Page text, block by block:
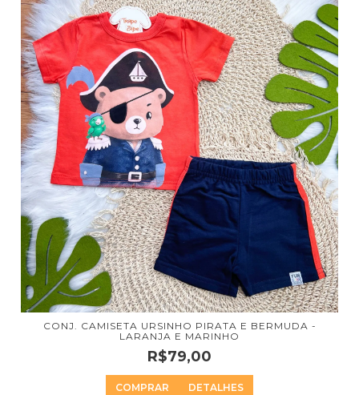
CONJ. CAMISETA URSINHO PIRATA E BERMUDA -
LARANJA E MARINHO
R$79,00
COMPRAR DETALHES